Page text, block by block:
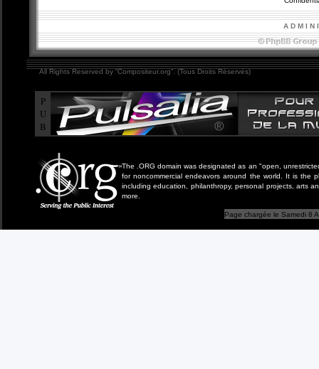
A D M I N
All Rights Reserved by “Compositeur.org”. (Tous Droits Réservés)
P
U
B
The .ORG domain was designated as an "open,
for noncommercial endeavors around the world. It is the
including education, philanthropy, personal projects, arts
more.
Page chargée le Samedi 8